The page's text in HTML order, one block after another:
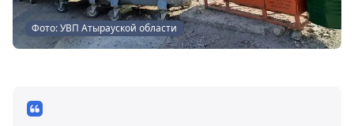
Фото: УВП Атырауской области